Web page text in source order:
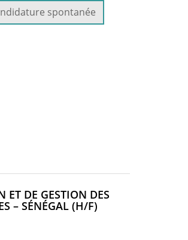
spontanée
ET DE GESTION DES
– SÉNÉGAL (H/F)